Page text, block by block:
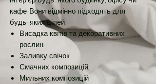
кафе. Вони відмінно підходять для
будь-яких цілей:
Висадка квітів та декоративних
рослин.
Заливку свічок.
Смачних композицій.
Мильних композицій.